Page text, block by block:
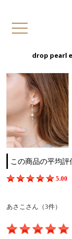
drop pearl
この商品の平均評
5.00
あさこさん（3件）